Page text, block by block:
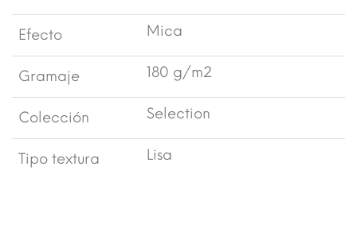
Efecto Mica
Gramaje 180 g/m2
Colección Selection
Tipo textura Lisa